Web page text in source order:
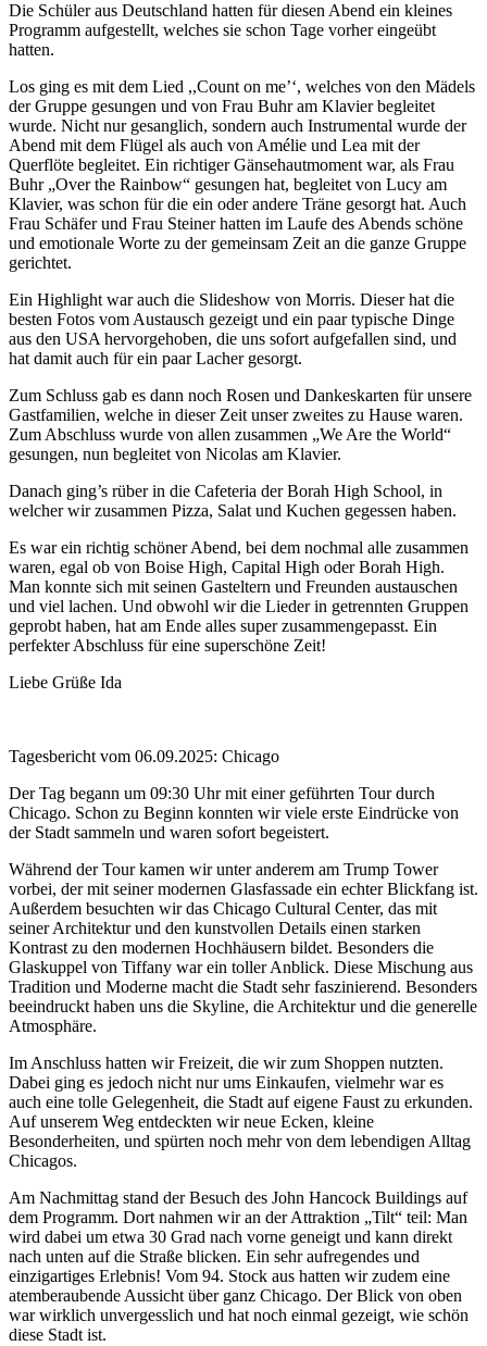
Die Schüler aus Deutschland hatten für diesen Abend ein kleines
Programm aufgestellt, welches sie schon Tage vorher eingeübt
hatten.
Los ging es mit dem Lied ,,Count on me’‘, welches von den Mädels
der Gruppe gesungen und von Frau Buhr am Klavier begleitet
wurde. Nicht nur gesanglich, sondern auch Instrumental wurde der
Abend mit dem Flügel als auch von Amélie und Lea mit der
Querflöte begleitet. Ein richtiger Gänsehautmoment war, als Frau
Buhr „Over the Rainbow“ gesungen hat, begleitet von Lucy am
Klavier, was schon für die ein oder andere Träne gesorgt hat. Auch
Frau Schäfer und Frau Steiner hatten im Laufe des Abends schöne
und emotionale Worte zu der gemeinsam Zeit an die ganze Gruppe
gerichtet.
Ein Highlight war auch die Slideshow von Morris. Dieser hat die
besten Fotos vom Austausch gezeigt und ein paar typische Dinge
aus den USA hervorgehoben, die uns sofort aufgefallen sind, und
hat damit auch für ein paar Lacher gesorgt.
Zum Schluss gab es dann noch Rosen und Dankeskarten für unsere
Gastfamilien, welche in dieser Zeit unser zweites zu Hause waren.
Zum Abschluss wurde von allen zusammen „We Are the World“
gesungen, nun begleitet von Nicolas am Klavier.
Danach ging’s rüber in die Cafeteria der Borah High School, in
welcher wir zusammen Pizza, Salat und Kuchen gegessen haben.
Es war ein richtig schöner Abend, bei dem nochmal alle zusammen
waren, egal ob von Boise High, Capital High oder Borah High.
Man konnte sich mit seinen Gasteltern und Freunden austauschen
und viel lachen. Und obwohl wir die Lieder in getrennten Gruppen
geprobt haben, hat am Ende alles super zusammengepasst. Ein
perfekter Abschluss für eine superschöne Zeit!
Liebe Grüße Ida
Tagesbericht vom 06.09.2025: Chicago
Der Tag begann um 09:30 Uhr mit einer geführten Tour durch
Chicago. Schon zu Beginn konnten wir viele erste Eindrücke von
der Stadt sammeln und waren sofort begeistert.
Während der Tour kamen wir unter anderem am Trump Tower
vorbei, der mit seiner modernen Glasfassade ein echter Blickfang ist.
Außerdem besuchten wir das Chicago Cultural Center, das mit
seiner Architektur und den kunstvollen Details einen starken
Kontrast zu den modernen Hochhäusern bildet. Besonders die
Glaskuppel von Tiffany war ein toller Anblick. Diese Mischung aus
Tradition und Moderne macht die Stadt sehr faszinierend. Besonders
beeindruckt haben uns die Skyline, die Architektur und die generelle
Atmosphäre.
Im Anschluss hatten wir Freizeit, die wir zum Shoppen nutzten.
Dabei ging es jedoch nicht nur ums Einkaufen, vielmehr war es
auch eine tolle Gelegenheit, die Stadt auf eigene Faust zu erkunden.
Auf unserem Weg entdeckten wir neue Ecken, kleine
Besonderheiten, und spürten noch mehr von dem lebendigen Alltag
Chicagos.
Am Nachmittag stand der Besuch des John Hancock Buildings auf
dem Programm. Dort nahmen wir an der Attraktion „Tilt“ teil: Man
wird dabei um etwa 30 Grad nach vorne geneigt und kann direkt
nach unten auf die Straße blicken. Ein sehr aufregendes und
einzigartiges Erlebnis! Vom 94. Stock aus hatten wir zudem eine
atemberaubende Aussicht über ganz Chicago. Der Blick von oben
war wirklich unvergesslich und hat noch einmal gezeigt, wie schön
diese Stadt ist.